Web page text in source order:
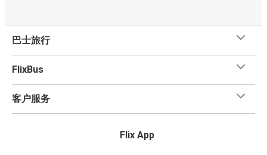
巴士旅行
FlixBus
客户服务
Flix App